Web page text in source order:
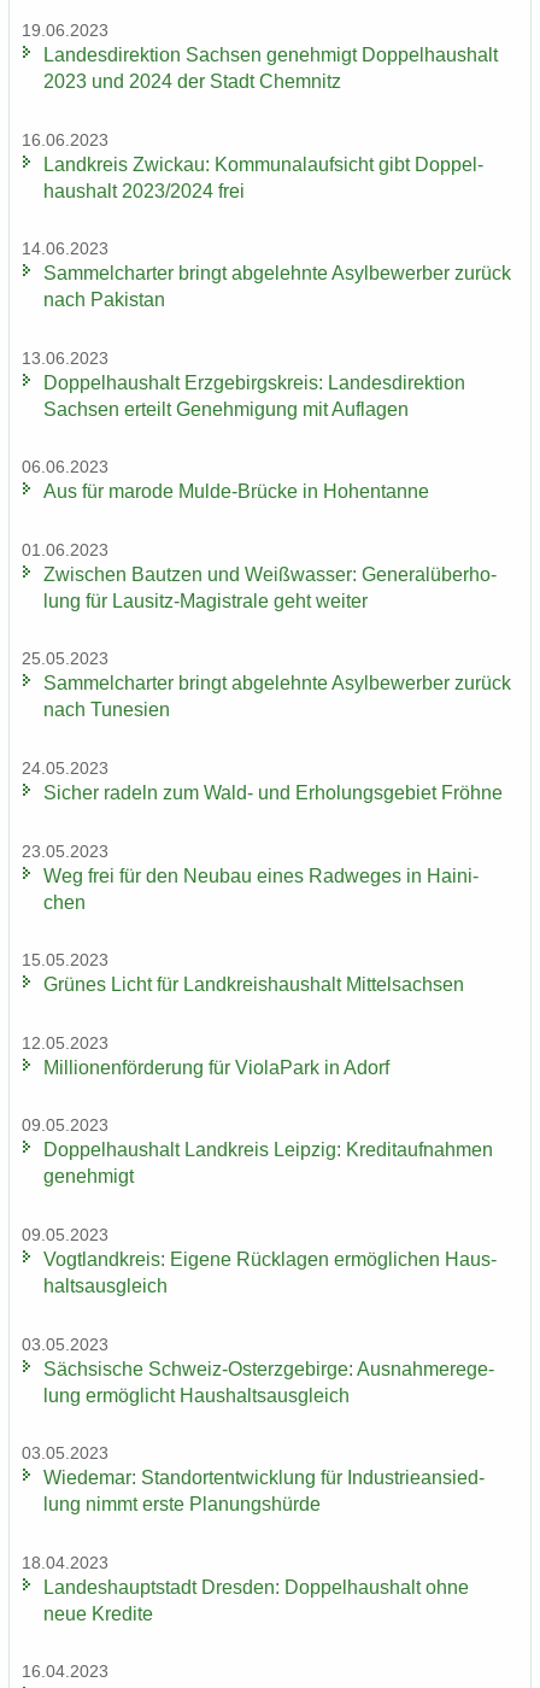
19.06.2023
Lan­des­di­rek­ti­on Sach­sen ge­neh­migt Dop­pel­haus­halt
2023 und 2024 der Stadt Chem­nitz
16.06.2023
Land­kreis Zwi­ckau: Kom­mu­nal­auf­sicht gibt Dop­pel­
haus­halt 2023/2024 frei
14.06.2023
Sam­mel­char­ter bringt ab­ge­lehn­te Asyl­be­wer­ber zu­rück
nach Pa­ki­stan
13.06.2023
Dop­pel­haus­halt Erz­ge­birgs­kreis: Lan­des­di­rek­ti­on
Sach­sen er­teilt Ge­neh­mi­gung mit Auf­la­gen
06.06.2023
Aus für ma­ro­de Mulde-​Brücke in Ho­hen­tan­ne
01.06.2023
Zwi­schen Baut­zen und Weiß­was­ser: Ge­ne­ral­über­ho­
lung für Lausitz-​Magistrale geht wei­ter
25.05.2023
Sam­mel­char­ter bringt ab­ge­lehn­te Asyl­be­wer­ber zu­rück
nach Tu­ne­si­en
24.05.2023
Si­cher ra­deln zum Wald- und Er­ho­lungs­ge­biet Fröh­ne
23.05.2023
Weg frei für den Neu­bau eines Rad­we­ges in Hai­ni­
chen
15.05.2023
Grü­nes Licht für Land­kreis­haus­halt Mit­tel­sach­sen
12.05.2023
Mil­lio­nen­för­de­rung für Vio­la­Park in Adorf
09.05.2023
Dop­pel­haus­halt Land­kreis Leip­zig: Kre­dit­auf­nah­men
ge­neh­migt
09.05.2023
Vogt­land­kreis: Ei­ge­ne Rück­la­gen er­mög­li­chen Haus­
halts­aus­gleich
03.05.2023
Säch­si­sche Schweiz-​Osterzgebirge: Aus­nah­me­re­ge­
lung er­mög­licht Haus­halts­aus­gleich
03.05.2023
Wie­de­mar: Stand­ort­ent­wick­lung für In­dus­trie­an­sied­
lung nimmt erste Pla­nungs­hür­de
18.04.2023
Lan­des­haupt­stadt Dres­den: Dop­pel­haus­halt ohne
neue Kre­di­te
16.04.2023